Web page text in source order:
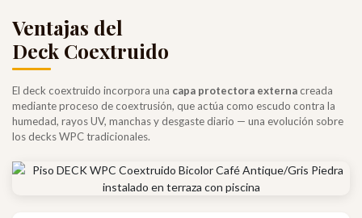
Ventajas del
Deck Coextruido
El deck coextruido incorpora una capa protectora externacreada
mediante proceso de coextrusión, que actúa como escudo contra la
humedad, rayos UV, manchas y desgaste diario — una evolución sobre
los decks WPC tradicionales.